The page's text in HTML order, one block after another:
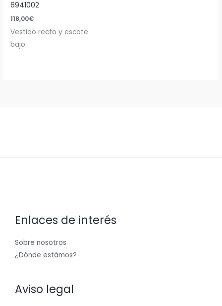
6941002
118,00€
Vestido recto y escote
bajo.
Enlaces de interés
Sobre nosotros
¿Dónde estámos?
Aviso legal